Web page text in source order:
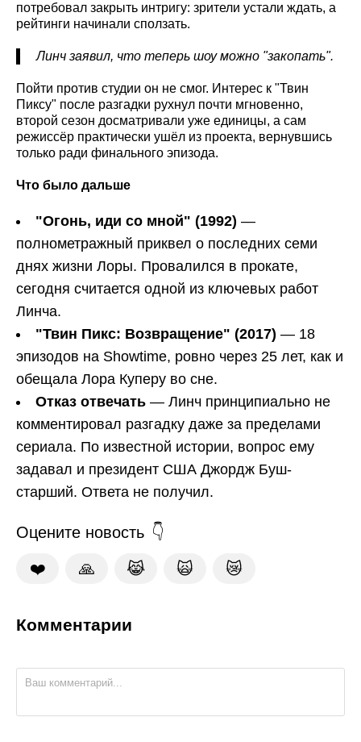
потребовал закрыть интригу: зрители устали ждать, а
рейтинги начинали сползать.
Линч заявил, что теперь шоу можно "закопать".
Пойти против студии он не смог. Интерес к "Твин
Пиксу" после разгадки рухнул почти мгновенно,
второй сезон досматривали уже единицы, а сам
режиссёр практически ушёл из проекта, вернувшись
только ради финального эпизода.
Что было дальше
"Огонь, иди со мной" (1992) —
полнометражный приквел о последних семи
днях жизни Лоры. Провалился в прокате,
сегодня считается одной из ключевых работ
Линча.
"Твин Пикс: Возвращение" (2017) — 18
эпизодов на Showtime, ровно через 25 лет, как и
обещала Лора Куперу во сне.
Отказ отвечать — Линч принципиально не
комментировал разгадку даже за пределами
сериала. По известной истории, вопрос ему
задавал и президент США Джордж Буш-
старший. Ответа не получил.
Оцените новость
❤️ 🙏 😹 🙀 😿
Комментарии